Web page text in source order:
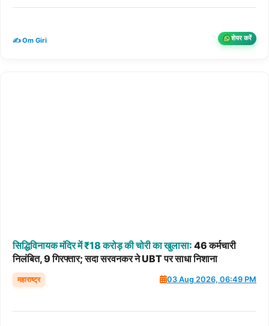
✍️ Om Giri शेयर करें
सिद्धिविनायकमंदिरमें₹18 करोड़कीचोरीकाखुलासा: 46 कर्मचारी
निलंबित, 9 गिरफ्तार; सदा सरवनकर ने UBT पर साधा निशाना
महाराष्ट्र 03 Aug 2026, 06:49 PM